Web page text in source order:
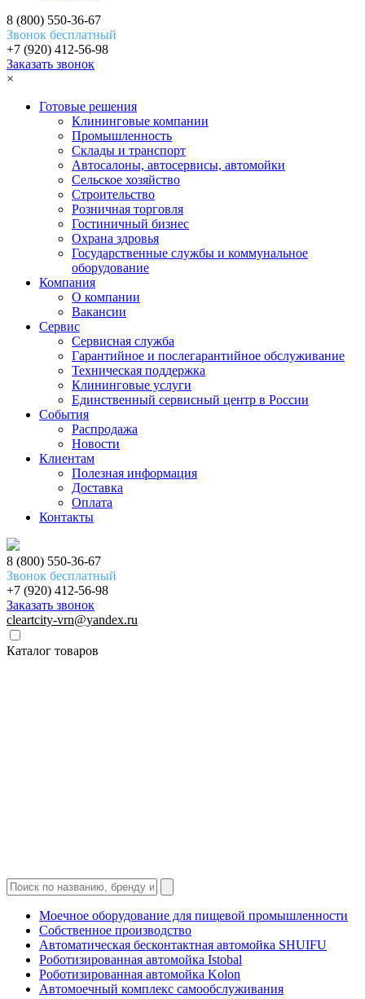
8 (800) 550-36-67
Звонок бесплатный
+7 (920) 412-56-98
Заказать звонок
×
Готовые решения
Клининговые компании
Промышленность
Склады и транспорт
Автосалоны, автосервисы, автомойки
Сельское хозяйство
Строительство
Розничная торговля
Гостиничный бизнес
Охрана здровья
Государственные службы и коммунальное
оборудование
Компания
О компании
Вакансии
Сервис
Сервисная служба
Гарантийное и послегарантийное обслуживание
Техническая поддержка
Клининговые услуги
Единственный сервисный центр в России
События
Распродажа
Новости
Клиентам
Полезная информация
Доставка
Оплата
Контакты
8 (800) 550-36-67
Звонок бесплатный
+7 (920) 412-56-98
Заказать звонок
cleartcity-vrn@yandex.ru
Каталог товаров
Моечное оборудование для пищевой промышленности
Собственное производство
Автоматическая бесконтактная автомойка SHUIFU
Роботизированная автомойка Istobal
Роботизированная автомойка Kolon
Автомоечный комплекс самообслуживания